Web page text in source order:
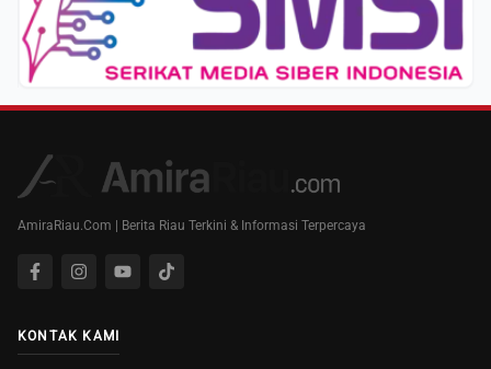
AmiraRiau.Com | Berita Riau Terkini & Informasi Terpercaya
KONTAK KAMI